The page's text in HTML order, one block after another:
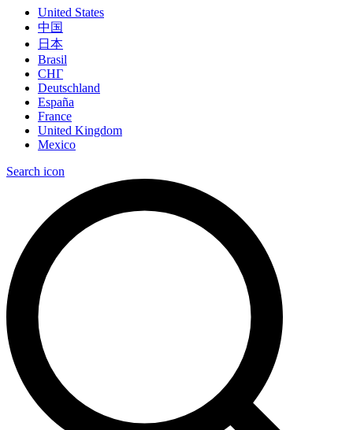
United States
中国
日本
Brasil
СНГ
Deutschland
España
France
United Kingdom
Mexico
Search icon